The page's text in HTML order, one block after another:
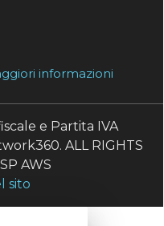
informazioni
e Partita IVA
ALL RIGHTS
AWS
sito